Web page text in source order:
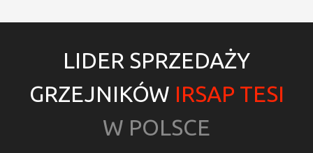
LIDER SPRZEDAŻY
GRZEJNIKÓW IRSAP TESI
W POLSCE